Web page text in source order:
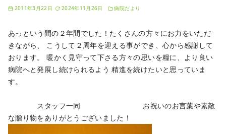
2011年3月22日 2024年11月26日 病院だより
あっという間の２年間でした！たくさんの方々にお力をいただ
きながら、
こうして２周年を迎える事ができ、心から感謝して
おります。
暖かく見守って下さる方々の思いを糧に、より良い
病院へと発展し続けられるよう 精進を続けたいと思っていま
す。
スタッフ一同
お祝いのお言葉や素敵
な贈り物をありがとうございました！